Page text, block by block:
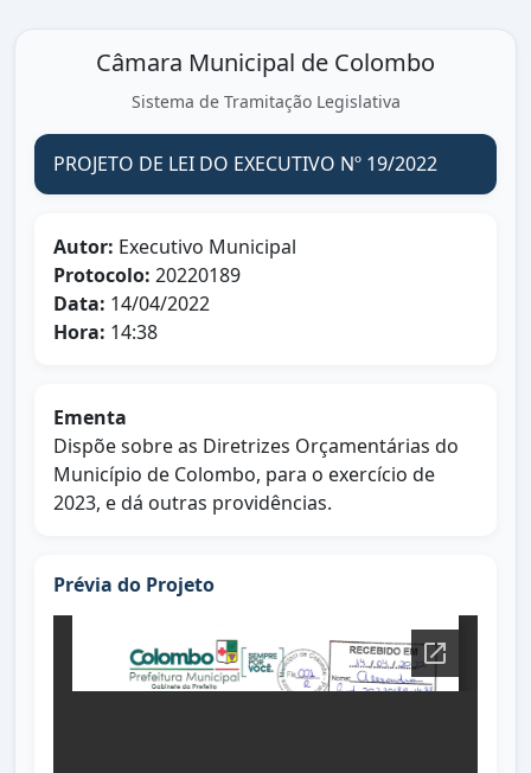
Câmara Municipal de Colombo
Sistema de Tramitação Legislativa
PROJETO DE LEI DO EXECUTIVO Nº 19/2022
Autor: Executivo Municipal
Protocolo: 20220189
Data: 14/04/2022
Hora: 14:38
Ementa
Dispõe sobre as Diretrizes Orçamentárias do
Município de Colombo, para o exercício de
2023, e dá outras providências.
Prévia do Projeto